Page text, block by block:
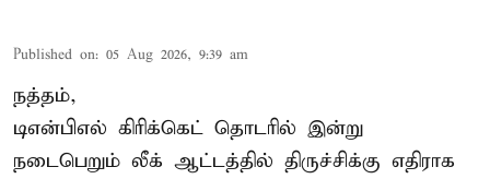
Published on: 05 Aug 2026, 9:39 am
நத்தம்,
டிஎன்பிஎல் கிரிக்கெட் தொடரில் இன்று
நடைபெறும் லீக் ஆட்டத்தில் திருச்சிக்கு எதிராக